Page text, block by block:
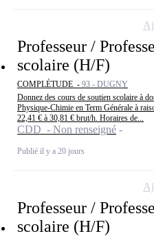
Professeur /
scolaire (H/F)
COMPLÉTUDE - 93 - DUGNY
Donnez des cours de soutien scolaire à
Physique-Chimie en Term Générale à
22,41 € à 30,81 € brut/h. Horaires de...
CDD - Non renseigné
Publié il y a 20 jours
Professeur /
scolaire (H/F)